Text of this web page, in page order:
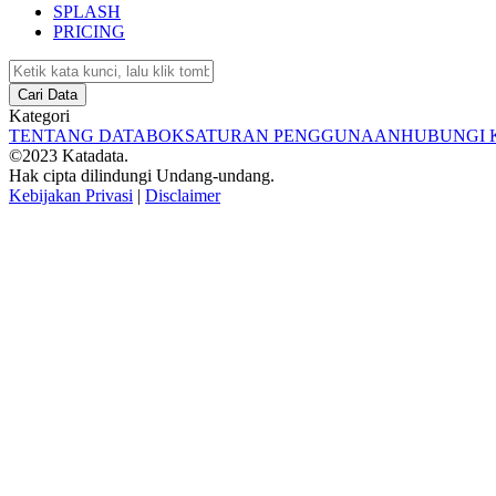
SPLASH
PRICING
Cari Data
Kategori
TENTANG DATABOKSATURAN PENGGUNAANHUBUNGI
©2023 Katadata.
Hak cipta dilindungi Undang-undang.
Kebijakan Privasi | Disclaimer